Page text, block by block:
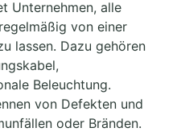
Unternehmen, alle
von einer
lassen. Dazu gehören
Beleuchtung.
von Defekten und
oder Bränden.